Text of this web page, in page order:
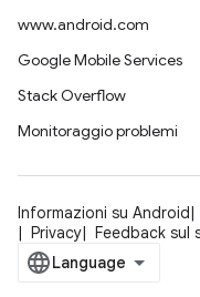
www.android.com
Google Mobile Services
Stack Overflow
Monitoraggio problemi
Informazioni su Android
Privacy
Feedback sul